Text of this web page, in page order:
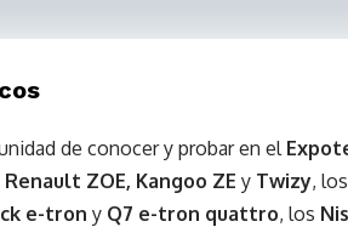
de conocer y probar en el
Renault ZOE, Kangoo ZE y Twizy, los
e-tron y Q7 e-tron quattro, los